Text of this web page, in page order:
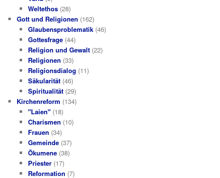
Weltethos(28)
Gott und Religionen (162)
Glaubensproblematik(46)
Gottesfrage(44)
Religion und Gewalt(22)
Religionen (33)
Religionsdialog (11)
Säkularität(46)
Spiritualität(29)
Kirchenreform (134)
"Laien"(18)
Charismen (10)
Frauen (34)
Gemeinde(37)
Ökumene(38)
Priester(17)
Reformation (7)